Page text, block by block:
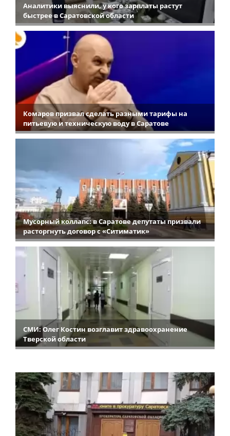
Аналитики выяснили, у кого зарплаты растут
быстрее в Саратовской области
Комаров призвал сделать разными тарифы на
питьевую и техническую воду в Саратове
Мусорный коллапс: в Саратове депутаты призвали
расторгнуть договор с «Ситиматик»
СМИ: Олег Костин возглавит здравоохранение
Тверской области